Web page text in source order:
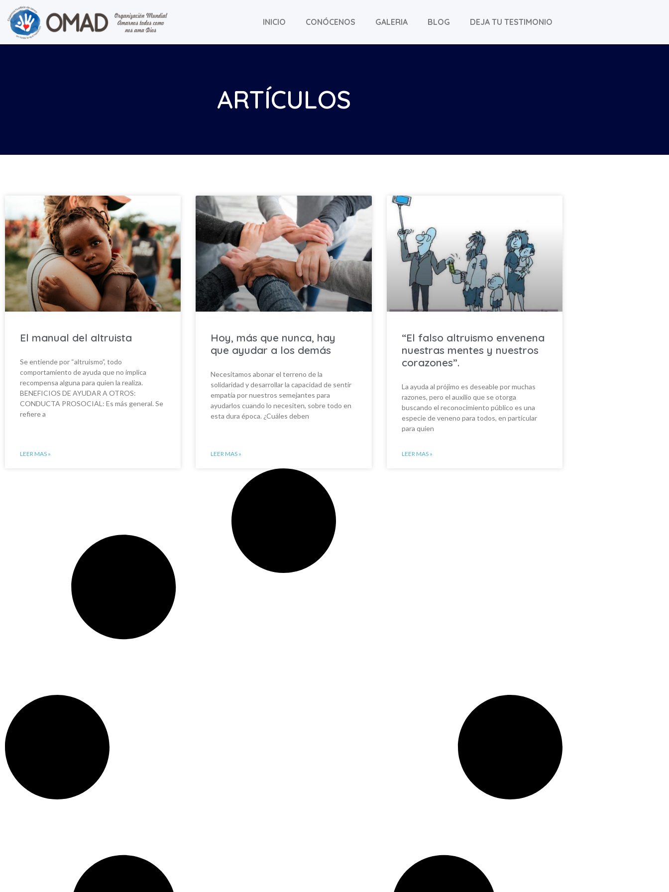
INICIO CONÓCENOS GALERIA BLOG DEJA TU TESTIMONIO
ARTÍCULOS
El manual del altruista
Se entiende por “altruismo”, todo
comportamiento de ayuda que no implica
recompensa alguna para quien la realiza.
BENEFICIOS DE AYUDAR A OTROS:
CONDUCTA PROSOCIAL: Es más general. Se
refiere a
LEER MAS »
Hoy, más que nunca, hay
que ayudar a los demás
Necesitamos abonar el terreno de la
solidaridad y desarrollar la capacidad de sentir
empatía por nuestros semejantes para
ayudarlos cuando lo necesiten, sobre todo en
esta dura época. ¿Cuáles deben
LEER MAS »
“El falso altruismo envenena
nuestras mentes y nuestros
corazones”.
La ayuda al prójimo es deseable por muchas
razones, pero el auxilio que se otorga
buscando el reconocimiento público es una
especie de veneno para todos, en particular
para quien
LEER MAS »